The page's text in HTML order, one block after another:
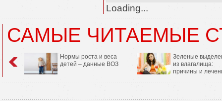
Loading...
САМЫЕ ЧИТАЕМЫЕ
Нормы роста и веса
детей – данные ВОЗ
Зеленые
из влагалища:
причины и